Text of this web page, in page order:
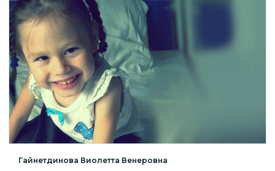
Гайнетдинова Виолетта Венеровна